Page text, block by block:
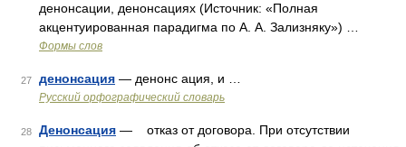
денонсации, денонсациях (Источник: «Полная
акцентуированная парадигма по А. А. Зализняку») …
Формы слов
27 денонсация — денонс ация, и …
Русский орфографический словарь
28 Денонсация — отказ от договора. При отсутствии